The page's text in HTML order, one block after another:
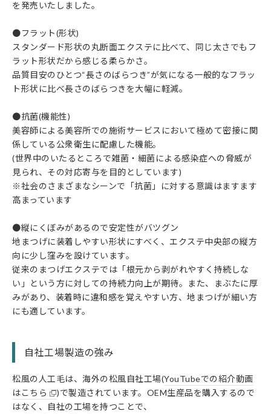
を発売いたしました。
●フラット(形状)
スタンダード形状の丸断面エクステに比べて、同じ太さでもフ
ラット形状だから感じる柔らかさ。
品質目安のひとつ“長さのばらつき”が気になる一般的なフラッ
ト形状に比べ長さのばらつきを大幅に軽減。
●抗菌(機能性)
美容師による美容所での施術サービスにおいて極めて密接に関
係している公衆衛生に配慮した機能。
(世界中のいたるところで雑菌・細菌による感染症への脅威が
見られ、その対応寄与を目的としています)
※社会のさまざまなシーンで「抗菌」に対する意識はますます
高まっています
●縦にくぼみがあるので安定性がバツグン
地まつげに装着しやすい形状にすべく、エクステ中央部の縦方
向に少し窪みを設けています。
従来のまつげエクステでは「根元から剥がれやすく持続しな
い」という方に対しての持続力向上が期待。また、まぶたに厚
みがあり、装着時に違和感を覚えやすい方、地まつげが細い方
にも適しています。
自社工場製造の強み
松風の人工毛は、海外の松風自社工場(YouTubeでの紹介動画
はこちら
)で製造されています。OEM生産品を購入するので
はなく、自社の工場を持つことで、